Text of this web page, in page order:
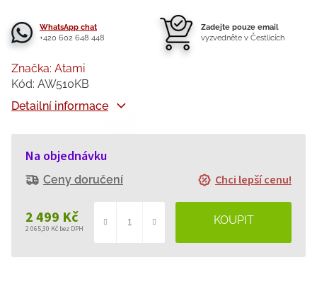
WhatsApp chat
+420 602 648 448
Zadejte pouze email
vyzvedněte v Čestlicích
2 499 Kč
2 065,30 Kč bez DPH
cena:
Na objednávku
Ceny doručení Chci lepší cenu!
Detailní informace
Značka: Atami
Kód: AW510KB